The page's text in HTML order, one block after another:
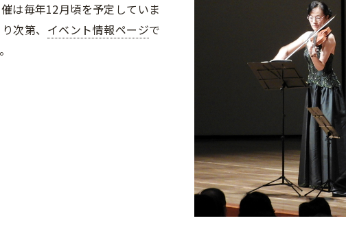
は毎年12月頃を予定していま
次第、 イベント情報ページで